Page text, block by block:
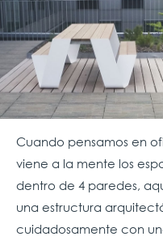
Cuando pensamos en
viene a la mente los
dentro de 4 paredes,
una estructura
cuidadosamente con